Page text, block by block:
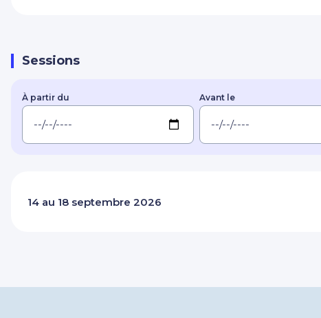
Sessions
À partir du Avant le
14 au 18 septembre 2026